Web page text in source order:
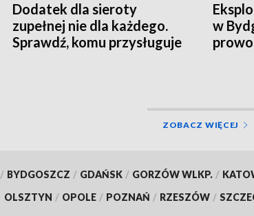
Dodatek dla sieroty
zupełnej nie dla każdego.
Sprawdź, komu przysługuje
w
ZOBACZ WIĘCEJ
/ BYDGOSZCZ / GDAŃSK / GORZÓW WLKP. /
OLSZTYN / OPOLE / POZNAŃ / RZESZÓW /